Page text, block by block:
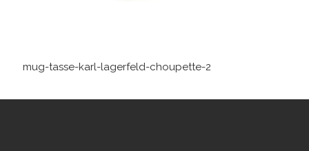
mug-tasse-karl-lagerfeld-choupette-2